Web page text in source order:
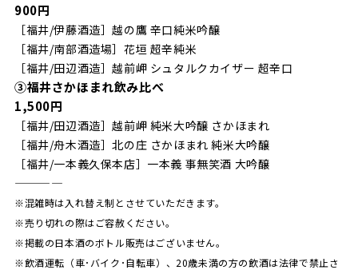
900円
［福井/伊藤酒造］越の鷹 辛口純米吟醸
［福井/南部酒造場］花垣 超辛純米
［福井/田辺酒造］越前岬 シュタルクカイザー 超辛口
③福井さかほまれ飲み比べ
1,500円
［福井/田辺酒造］越前岬 純米大吟醸 さかほまれ
［福井/舟木酒造］北の庄 さかほまれ 純米大吟醸
［福井/一本義久保本店］一本義 事無笑酒 大吟醸
————
※混雑時は入れ替え制とさせていただきます。
※売り切れの際はご容赦ください。
※掲載の日本酒のボトル販売はございません。
※飲酒運転（車･バイク･自転車）、20歳未満の方の飲酒は法律で禁止さ